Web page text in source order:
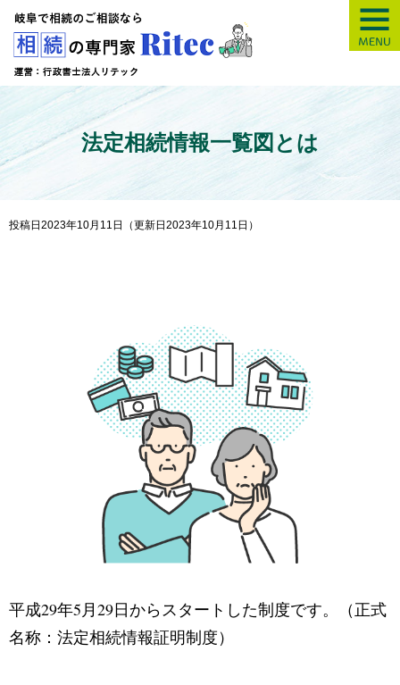
【岐阜】相続の
法定相続情報一覧図とは
投稿日2023年10月11日 （更新日2023年10月11日）
平成29年5月29日からスタートした制度です。（正式
名称：法定相続情報証明制度）